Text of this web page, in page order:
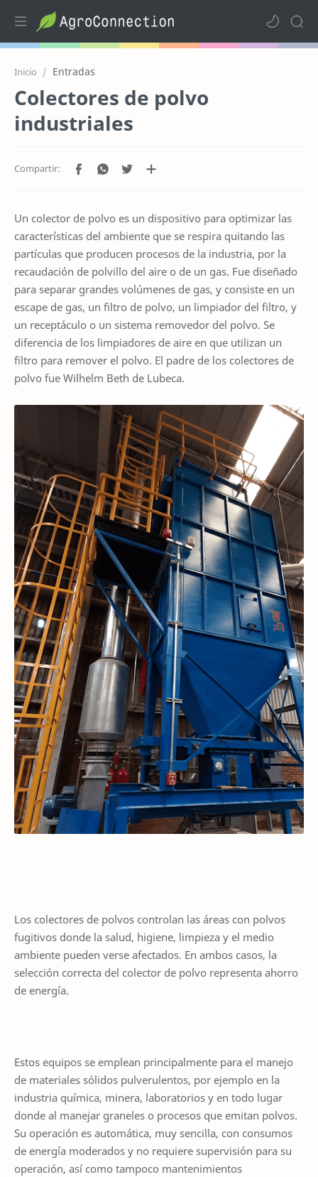
Inicio Entradas
Colectores de polvo
industriales
Un colector de polvo es un dispositivo para optimizar las
características del ambiente que se respira quitando las
partículas que producen procesos de la industria, por la
recaudación de polvillo del aire o de un gas. Fue diseñado
para separar grandes volúmenes de gas, y consiste en un
escape de gas, un filtro de polvo, un limpiador del filtro, y
un receptáculo o un sistema removedor del polvo. Se
diferencia de los limpiadores de aire en que utilizan un
filtro para remover el polvo. El padre de los colectores de
polvo fue Wilhelm Beth de Lubeca.
Los colectores de polvos controlan las áreas con polvos
fugitivos donde la salud, higiene, limpieza y el medio
ambiente pueden verse afectados. En ambos casos, la
selección correcta del colector de polvo representa ahorro
de energía.
Estos equipos se emplean principalmente para el manejo
de materiales sólidos pulverulentos, por ejemplo en la
industria química, minera, laboratorios y en todo lugar
donde al manejar graneles o procesos que emitan polvos.
Su operación es automática, muy sencilla, con consumos
de energía moderados y no requiere supervisión para su
operación, así como tampoco mantenimientos